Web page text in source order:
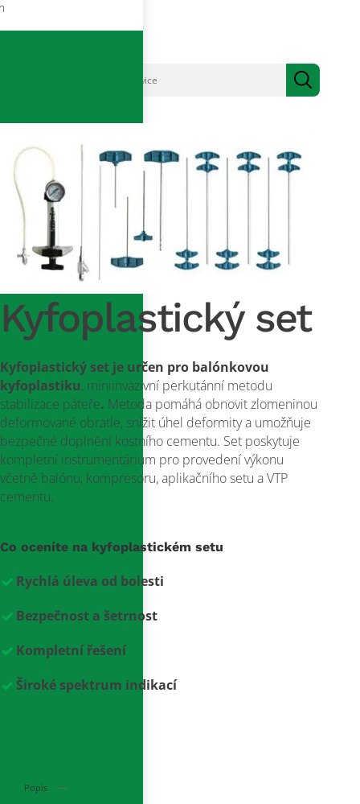
Kyfoplastický set
Kyfoplastický set je určen pro balónkovou
kyfoplastiku, miniinvazivní perkutánní metodu
stabilizace páteře. Metoda pomáhá obnovit zlomeninou
deformované obratle, snížit úhel deformity a umožňuje
bezpečné doplnění kostního cementu. Set poskytuje
kompletní instrumentárium pro provedení výkonu
včetně balónu, kompresoru, aplikačního setu a VTP
cementu.
Co oceníte na kyfoplastickém setu
Rychlá úleva od bolesti
Bezpečnost a šetrnost
Kompletní řešení
Široké spektrum indikací
Popis